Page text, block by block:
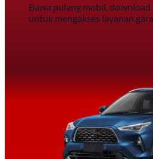
Bawa pulang mobil,
untuk mengakses layanan